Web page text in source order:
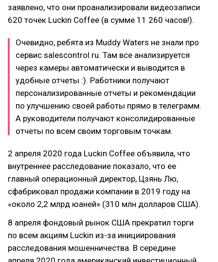
заявлено, что они проанализировали видеозаписи
620 точек Luckin Coffee (в сумме 11 260 часов!).
Очевидно, ребята из Muddy Waters не знали про
сервис salescontrol.ru. Там все анализируется
через камеры автоматически и выводится в
удобные отчеты :). Работники получают
персонализированные отчеты и рекомендации
по улучшению своей работы прямо в телеграмм.
А руководители получают консолидированные
отчеты по всем своим торговым точкам.
2 апреля 2020 года Luckin Coffee объявила, что
внутреннее расследование показало, что ее
главный операционный директор, Цзянь Лю,
сфабриковал продажи компании в 2019 году на
«около 2,2 млрд юаней» (310 млн долларов США).
8 апреля фондовый рынок США прекратил торги
по всем акциям Luckin из-за инициирования
расследования мошенничества. В середине